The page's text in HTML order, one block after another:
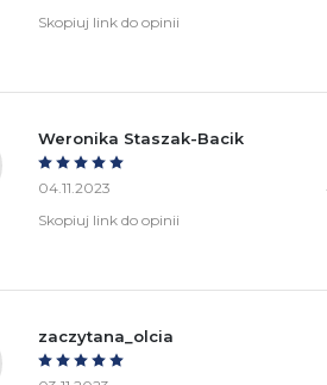
Skopiuj link do opinii
Weronika Staszak-Bacik
04.11.2023
Skopiuj link do opinii
zaczytana_olcia